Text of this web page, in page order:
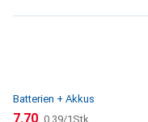
Batterien + Akkus
CHF
7.70 CHF
0.39/1Stk.